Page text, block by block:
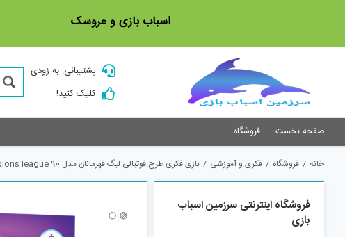
اسباب بازی و عروسک
پشتیبانی: به زودی
کلیک کنید!
صفحه نخست فروشگاه
خانه / فروشگاه / فکری و آموزشی / بازی فکری طرح فوتبالی لیگ قهرمانان مدل champions league 90
فروشگاه اینترنتی سرزمین اسباب
بازی